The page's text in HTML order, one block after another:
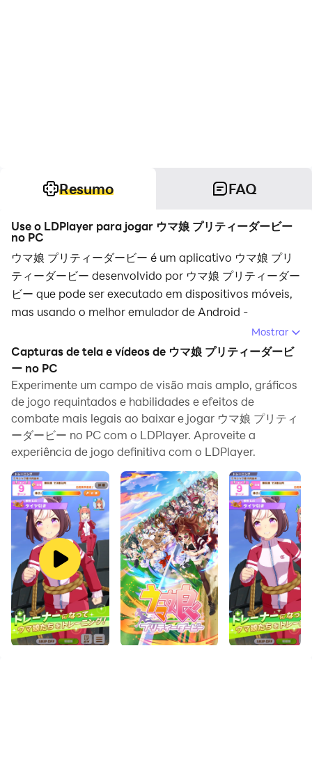
Resumo FAQ
Use o LDPlayer para jogar ウマ娘 プリティーダービー
no PC
ウマ娘 プリティーダービー é um aplicativo ウマ娘 プリ
ティーダービー desenvolvido por ウマ娘 プリティーダー
ビー que pode ser executado em dispositivos móveis,
mas usando o melhor emulador de Android -
LDPlayer, você pode baixar e jogar ウマ娘 プリティー
ダービー no seu computador.
Ao executar ウマ娘 プリティーダービー no seu
computador, você pode navegar claramente em uma
tela maior, e controlar o aplicativo com o mouse e o
teclado é muito mais rápido do que com o teclado de
toque, e você nunca terá que se preocupar com a
Com as funções de múltiplas instâncias e
sincronizador, você pode até executar vários
aplicativos e contas no seu PC.
E a função de transferência de arquivos torna muito
fácil compartilhar imagens, vídeos e arquivos.
Baixe ウマ娘 プリティーダービー e execute-o no seu
PC. Desfrute da tela grande e da alta qualidade do PC!
Mostrar
Capturas de tela e vídeos de ウマ娘 プリティーダービ
ー no PC
Experimente um campo de visão mais amplo, gráficos
de jogo requintados e habilidades e efeitos de
combate mais legais ao baixar e jogar ウマ娘 プリティ
ーダービー no PC com o LDPlayer. Aproveite a
experiência de jogo definitiva com o LDPlayer.